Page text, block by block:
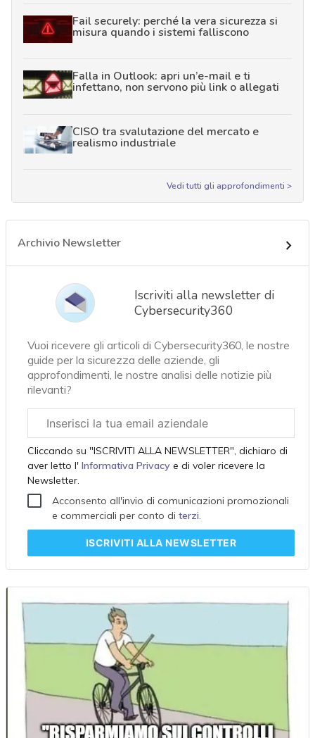
Fail securely: perché la vera sicurezza si
misura quando i sistemi falliscono
Falla in Outlook: apri un’e-mail e ti
infettano, non servono più link o allegati
CISO tra svalutazione del mercato e
realismo industriale
Vedi tutti gli approfondimenti >
Archivio Newsletter
Iscriviti alla newsletter di
Cybersecurity360
Vuoi ricevere gli articoli di Cybersecurity360, le nostre
guide per la sicurezza delle aziende, gli
approfondimenti, le nostre analisi delle notizie più
rilevanti?
aziendale
Cliccando su "ISCRIVITI ALLA NEWSLETTER", dichiaro di
aver letto l'Informativa Privacy e di voler ricevere la
Newsletter.
Acconsento all'invio di comunicazioni promozionali
e commerciali per conto di terzi.
ISCRIVITI ALLA NEWSLETTER